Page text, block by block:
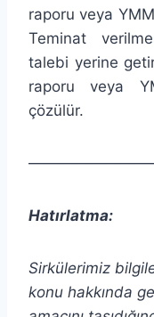
raporu veya
Teminat
talebi yerine
raporu veya
çözülür.
Hatırlatma:
Sirkülerimiz
konu hakkında